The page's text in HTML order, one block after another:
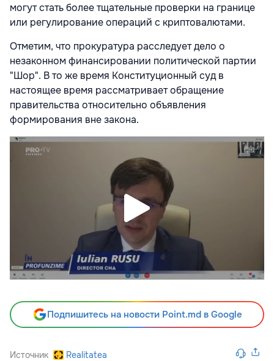
могут стать более тщательные проверки на границе
или регулирование операций с криптовалютами.
Отметим, что прокуратура расследует дело о
незаконном финансировании политической партии
"Шор". В то же время Конституционный суд в
настоящее время рассматривает обращение
правительства относительно объявления
формирования вне закона.
Подпишитесь на новости Point.md в Google
Источник Realitatea